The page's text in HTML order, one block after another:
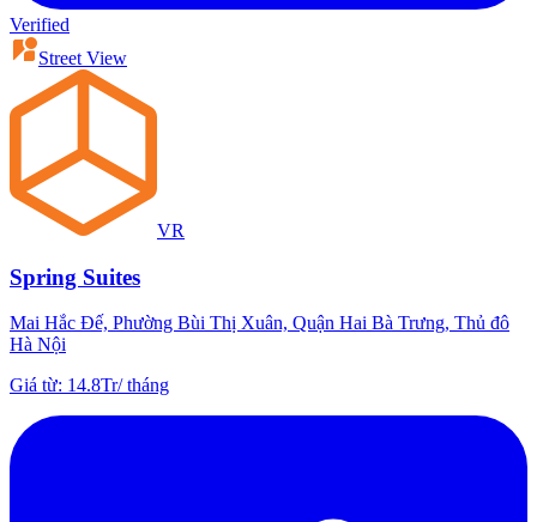
Verified
Street View
VR
Spring Suites
Mai Hắc Đế, Phường Bùi Thị Xuân, Quận Hai Bà Trưng, Thủ đô
Hà Nội
Giá từ: 14.8Tr/tháng